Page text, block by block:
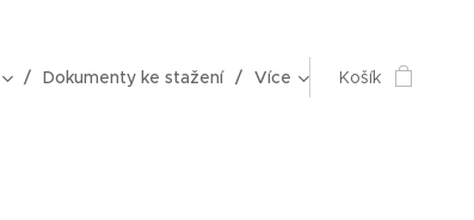
Dokumenty ke stažení Více Košík